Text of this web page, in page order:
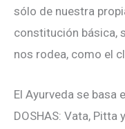
sólo de nuestra
constitución básica,
nos rodea, como el
El Ayurveda se basa
DOSHAS: Vata, Pitta